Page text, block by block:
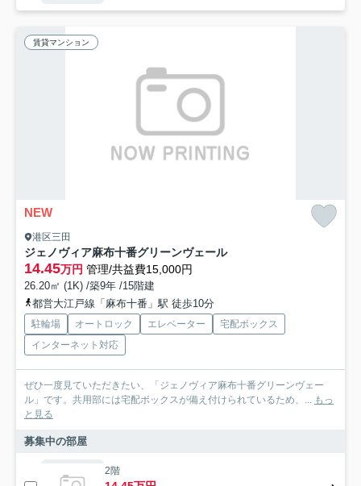
賃貸マンション
NEW
港区三田
ジェノヴィア麻布十番グリーンヴェール
14.45万円 管理/共益費15,000円
26.20㎡ (1K) /築9年 /15階建
都営大江戸線「麻布十番」駅 徒歩10分
駐輪場 オートロック エレベーター
宅配ボックス
インターネット対応
ぜひ一度見ていただきたい、「ジェノヴィア麻布十番グリーンヴェー
ル」です。共用部には宅配ボックスが備え付けられているため、... もっ
と見る
募集中の部屋
2階